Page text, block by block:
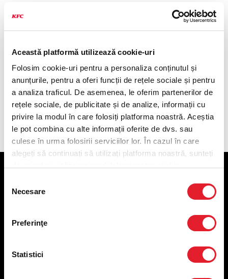
Această platformă utilizează cookie-uri
Folosim cookie-uri pentru a personaliza conținutul și
anunțurile, pentru a oferi funcții de rețele sociale și pentru
a analiza traficul. De asemenea, le oferim partenerilor de
rețele sociale, de publicitate și de analize, informații cu
privire la modul în care folosiți platforma noastră. Aceștia
le pot combina cu alte informații oferite de dvs. sau
culese în urma folosirii serviciilor lor. În cazul în care
alegeți să continuați să utilizați platforma noastră, sunteți
consimțământului
Necesare
Preferinţe
Statistici
Fuzetea Piersica 0.5L (+garantie
ambalaj 0.5lei)
11 lei
Sticla 0.5L
Componența produsului
Nutriționale și Alergeni
Contact